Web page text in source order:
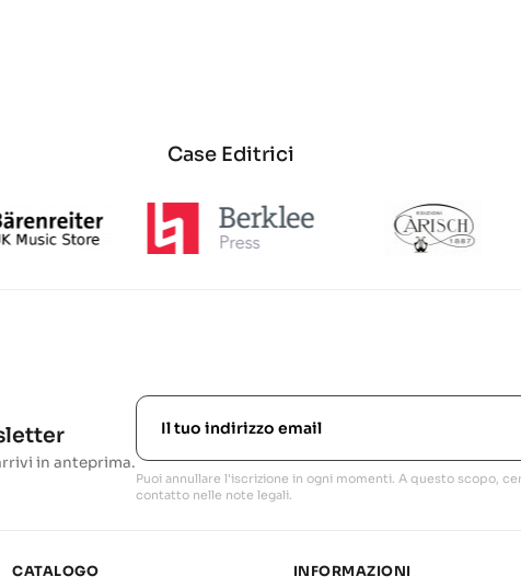
Case Editrici
in anteprima.
Puoi annullare l'iscrizione in ogni momenti. A questo scopo,
contatto nelle note legali.
CATALOGO INFORMAZIONI